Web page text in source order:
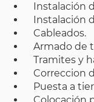
Instalación
Instalación
Cableados.
Armado de
Tramites y
Correccion
Puesta a